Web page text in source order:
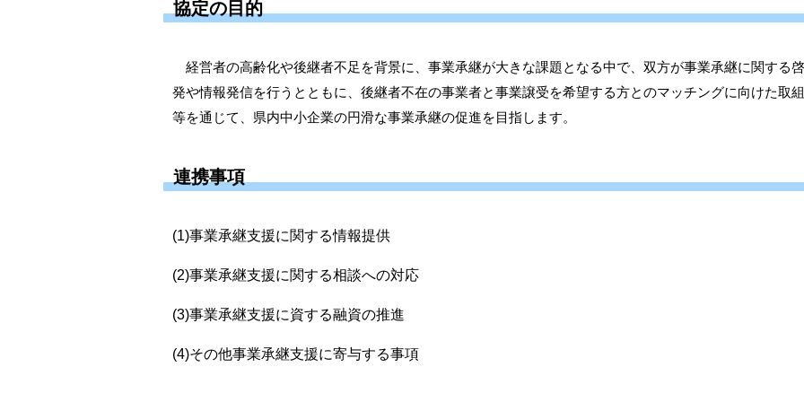
協定の目的
経営者の高齢化や後継者不足を背景に、事業承継が大きな課題となる中で、双方が事業承継に関する
発や情報発信を行うとともに、後継者不在の事業者と事業譲受を希望する方とのマッチングに向けた取
等を通じて、県内中小企業の円滑な事業承継の促進を目指します。
連携事項
(1)事業承継支援に関する情報提供
(2)事業承継支援に関する相談への対応
(3)事業承継支援に資する融資の推進
(4)その他事業承継支援に寄与する事項